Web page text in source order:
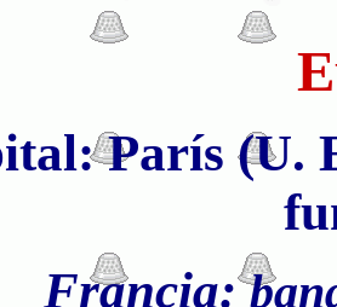
París (U.
Francia: